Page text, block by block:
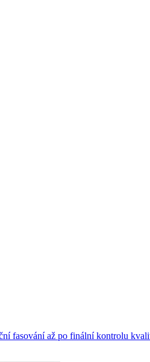
fasování až po finální kontrolu